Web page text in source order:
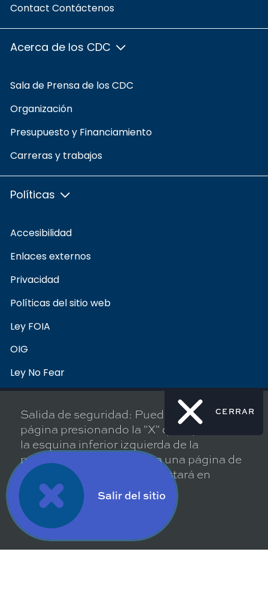
Contact Contáctenos
Acerca de los CDC
Sala de Prensa de los CDC
Organización
Presupuesto y Financiamiento
Carreras y trabajos
Políticas
Accesibilidad
Enlaces externos
Privacidad
Políticas del sitio web
Ley FOIA
OIG
Ley No Fear
Política de divulgación de vulnerabilidad
Archive
Archivo CDC
Publicaciones de Salud Pública
Salir del sitio
Salida de seguridad: Puede salir de esta
página presionando la "X" que aparece en
la esquina inferior izquierda de la
pantalla. La "X" lo llevará a una página de
búsqueda de Google que estará en
blanco.
CERRAR